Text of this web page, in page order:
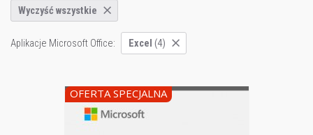
Wyczyść wszystkie
Aplikacje Microsoft Office: Excel (4)
OFERTA SPECJALNA